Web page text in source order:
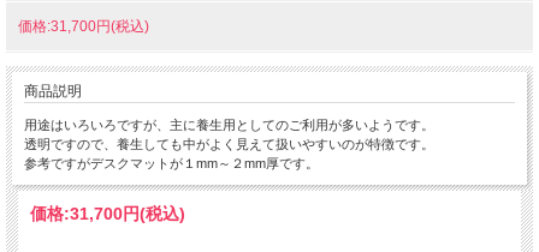
価格:31,700円(税込)
商品説明
用途はいろいろですが、主に養生用としてのご利用が多いようです。
透明ですので、養生しても中がよく見えて扱いやすいのが特徴です。
参考ですがデスクマットが１mm～２mm厚です。
価格:31,700円(税込)